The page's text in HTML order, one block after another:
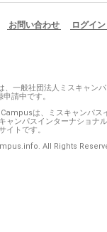
お問い合わせ ログイン
、一般社団法人ミスキャン
請中です。
は、ミスキャンパス
ャンパスインターナショナ
イトです。
All Rights